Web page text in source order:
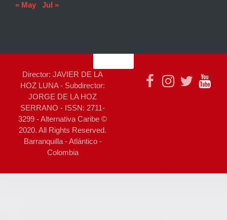
« May
Jul »
Director: JAVIER DE LA
HOZ LUNA - Subdirector:
JORGE DE LA HOZ
SERRANO - ISSN: 2711-
3299 - Alternativa Caribe ©
2020. All Rights Reserved.
Barranquilla - Atlántico -
Colombia